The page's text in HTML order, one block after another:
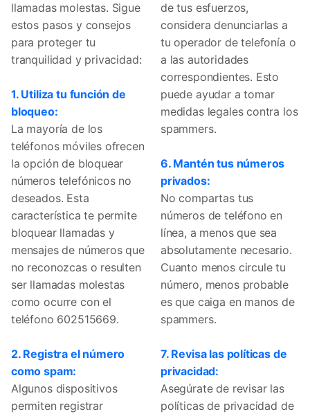
llamadas molestas. Sigue
estos pasos y consejos
para proteger tu
tranquilidad y privacidad:
1. Utiliza tu función de
bloqueo:
La mayoría de los
teléfonos móviles ofrecen
la opción de bloquear
números telefónicos no
deseados. Esta
característica te permite
bloquear llamadas y
mensajes de números que
no reconozcas o resulten
ser llamadas molestas
como ocurre con el
teléfono 602515669.
2. Registra el número
como spam:
Algunos dispositivos
permiten registrar
de tus esfuerzos,
considera denunciarlas a
tu operador de telefonía o
a las autoridades
correspondientes. Esto
puede ayudar a tomar
medidas legales contra los
spammers.
6. Mantén tus números
privados:
No compartas tus
números de teléfono en
línea, a menos que sea
absolutamente necesario.
Cuanto menos circule tu
número, menos probable
es que caiga en manos de
spammers.
7. Revisa las políticas de
privacidad:
Asegúrate de revisar las
políticas de privacidad de